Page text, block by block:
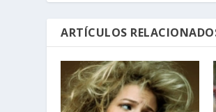
ARTÍCULOS